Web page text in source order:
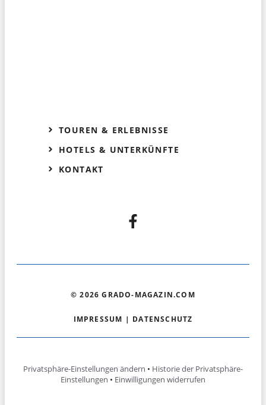
TOUREN & ERLEBNISSE
HOTELS & UNTERKÜNFTE
KONTAKT
© 2026 GRADO-MAGAZIN.COM
IMPRESSUM | DATENSCHUTZ
Privatsphäre-Einstellungen ändern • Historie der Privatsphäre-
Einstellungen • Einwilligungen widerrufen